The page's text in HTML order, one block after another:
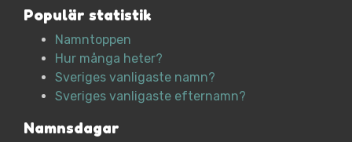
Populär statistik
Namntoppen
Hur många heter?
Sveriges vanligaste namn?
Sveriges vanligaste efternamn?
Namnsdagar